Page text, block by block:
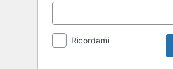
Ricordami